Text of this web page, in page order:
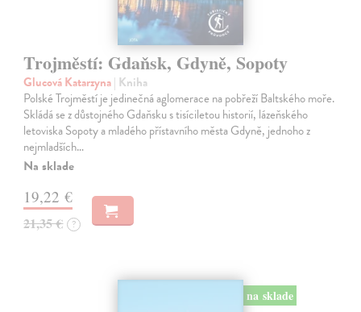
Trojměstí: Gdaňsk, Gdyně, Sopoty
Glucová Katarzyna| Kniha
Polské Trojměstí je jedinečná aglomerace na pobřeží Baltského moře.
Skládá se z důstojného Gdaňsku s tisíciletou historií, lázeňského
letoviska Sopoty a mladého přístavního města Gdyně, jednoho z
nejmladších…
Na sklade
19,22 €
21,35 € ?
na sklade